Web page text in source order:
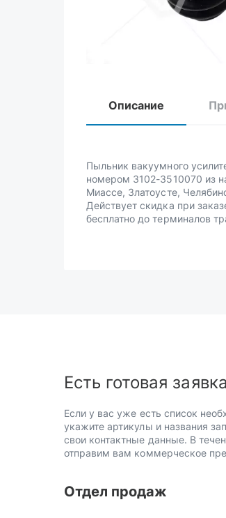
Описание
Пыльник вакуумного
номером 3102-3510070 из
Миассе, Златоусте,
Действует скидка при
бесплатно до терминалов
Есть готовая
Если у вас уже есть список
укажите артикулы и названия
свои контактные данные. В
отправим вам коммерческое
Отдел продаж